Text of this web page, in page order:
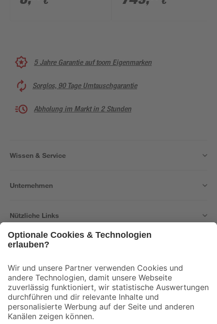
Haken
x 95 cm
5 Jahre Garantie auf toom Eigenmarken
Sorglos, 90 Tage Umtauschgarantie
Abholung im Markt in 2 Stunden
Wissen & Service
Unternehmen
Nützliche Links
Der toom Newsletter: Keine Angebote und Aktionen mehr verpassen!
Zur Newsletter Anmeldung
Folge uns